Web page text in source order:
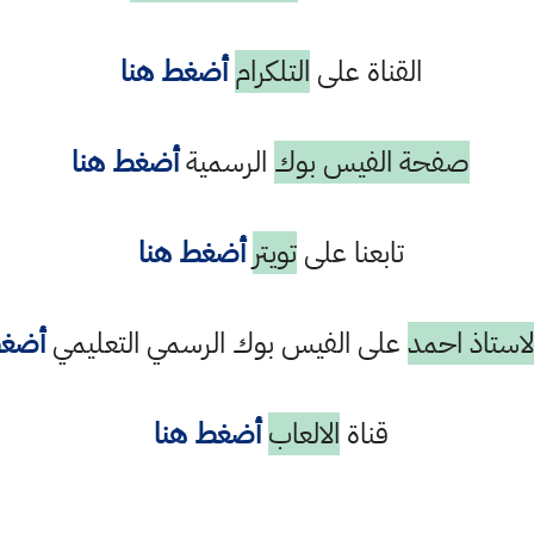
القناة على التلكرام أضغط هنا
صفحة الفيس بوك الرسميةأضغط هنا
تابعنا علىتويتر أضغط هنا
احمدعلى الفيس بوك الرسمي التعليمي
قناة الالعاب أضغط هنا